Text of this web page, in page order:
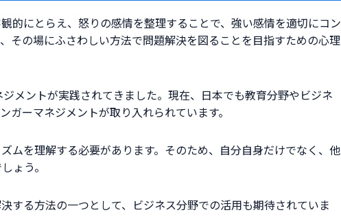
的にとらえ、怒りの感情を整理することで、強い感情を適切にコン
その場にふさわしい方法で問題解決を図ることを目指すための心理
メントが実践されてきました。現在、日本でも教育分野やビジネ
ーマネジメントが取り入れられています。
ムを理解する必要があります。そのため、自分自身だけでなく、他
ょう。
する方法の一つとして、ビジネス分野での活用も期待されていま